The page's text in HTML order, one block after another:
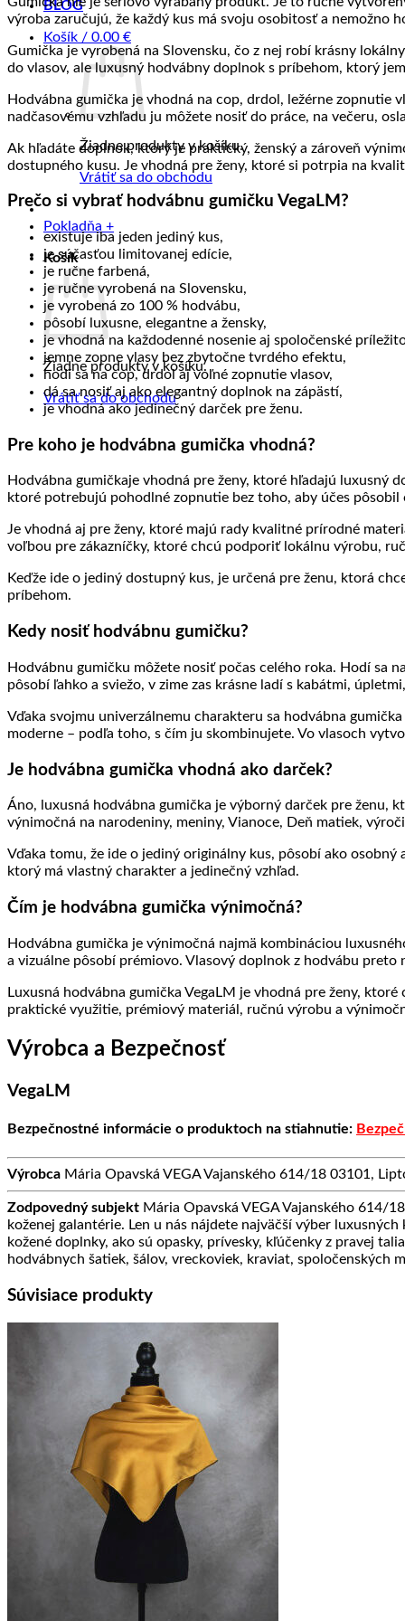
BLOG
Košík / 0.00 €
Žiadne produkty v košíku.
Vrátiť sa do obchodu
Pokladňa +
Košík
Žiadne produkty v košíku.
Vrátiť sa do obchodu
výroba zaručujú, že každý kus má svoju osobitosť a nemožno
Gumička je vyrobená na Slovensku, čo z nej robí krásny
do vlasov, ale luxusný hodvábny doplnok s príbehom, ktorý
Hodvábna gumička je vhodná na cop, drdol, ležérne zopnutie
nadčasovému vzhľadu ju môžete nosiť do práce, na večeru,
Ak hľadáte doplnok, ktorý je praktický, ženský a zároveň
dostupného kusu. Je vhodná pre ženy, ktoré si potrpia na
Prečo si vybrať hodvábnu gumičku VegaLM?
existuje iba jeden jediný kus,
je súčasťou limitovanej edície,
je ručne farbená,
je ručne vyrobená na Slovensku,
je vyrobená zo 100 % hodvábu,
pôsobí luxusne, elegantne a žensky,
je vhodná na každodenné nosenie aj spoločenské
jemne zopne vlasy bez zbytočne tvrdého efektu,
hodí sa na cop, drdol aj voľné zopnutie vlasov,
dá sa nosiť aj ako elegantný doplnok na zápästí,
je vhodná ako jedinečný darček pre ženu.
Pre koho je hodvábna gumička vhodná?
Hodvábna gumičkaje vhodná pre ženy, ktoré hľadajú luxusný
ktoré potrebujú pohodlné zopnutie bez toho, aby účes pôsobil
Je vhodná aj pre ženy, ktoré majú rady kvalitné prírodné
voľbou pre zákazníčky, ktoré chcú podporiť lokálnu výrobu,
Keďže ide o jediný dostupný kus, je určená pre ženu, ktorá
príbehom.
Kedy nosiť hodvábnu gumičku?
Hodvábnu gumičku môžete nosiť počas celého roka. Hodí sa
pôsobí ľahko a sviežo, v zime zas krásne ladí s kabátmi,
Vďaka svojmu univerzálnemu charakteru sa hodvábna
moderne – podľa toho, s čím ju skombinujete. Vo vlasoch
Je hodvábna gumička vhodná ako darček?
Áno, luxusná hodvábna gumička je výborný darček pre ženu,
výnimočná na narodeniny, meniny, Vianoce, Deň matiek,
Vďaka tomu, že ide o jediný originálny kus, pôsobí ako
ktorý má vlastný charakter a jedinečný vzhľad.
Čím je hodvábna gumička výnimočná?
Hodvábna gumička je výnimočná najmä kombináciou
a vizuálne pôsobí prémiovo. Vlasový doplnok z hodvábu
Luxusná hodvábna gumička VegaLM je vhodná pre ženy,
praktické využitie, prémiový materiál, ručnú výrobu a
Výrobca a Bezpečnosť
VegaLM
Bezpečnostné informácie o produktoch na stiahnutie:
Výrobca Mária Opavská VEGA Vajanského 614/18 03101,
Zodpovedný subjekt Mária Opavská VEGA Vajanského 614/
koženej galantérie. Len u nás nájdete najväčší výber
kožené doplnky, ako sú opasky, prívesky, kľúčenky z pravej
hodvábnych šatiek, šálov, vreckoviek, kraviat, spoločenských
Súvisiace produkty